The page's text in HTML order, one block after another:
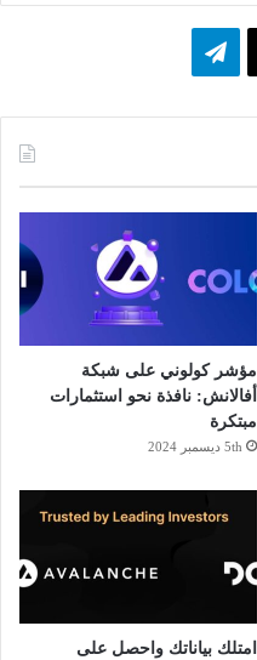
تيلقرام
مؤشر كولوني على شبكة
أفالانش: نافذة نحو استثمارات
مبتكرة
5th ديسمبر 2024
امتلك بياناتك واحصل على